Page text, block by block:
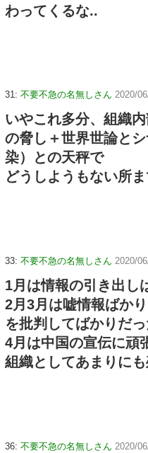
わってくるな..
31: 不要不急の名無しさん 2020/
いやこれ多分、組織
の脅し＋世界世論と
染）との天秤で
どうしようもない所
33: 不要不急の名無しさん 2020/
1月は情報の引き出し
2月3月は嘘情報ばか
を批判してばかりだ
4月は中国の宣伝に頑
組織としてあまりに
36: 不要不急の名無しさん 2020/